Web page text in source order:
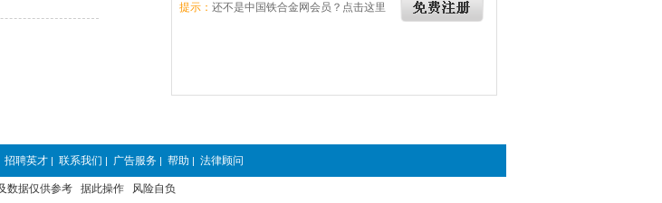
提示： 还不是中国铁合金网会员？点击这里
招聘英才 | 联系我们 | 广告服务 | 帮助 | 法律顾问
数据仅供参考 据此操作 风险自负